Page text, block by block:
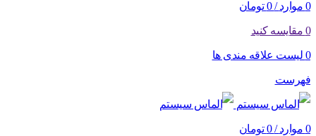
0 موارد /
0 تومان
0 مقایسه کنید
0 لیست علاقه مندی ها
فهرست
0 موارد /
0 تومان